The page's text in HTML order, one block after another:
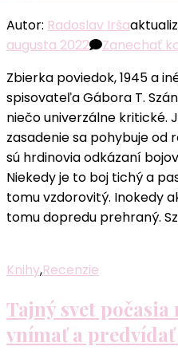
Autor: Radoslav Irša
augusta 2022
Zanechať
Zbierka poviedok, 1945 a
spisovateľa Gábora T.
niečo univerzálne
zasadenie sa pohybuje od
sú hrdinovia odkázaní
Niekedy je to boj tichý a
tomu vzdorovitý. Inokedy
tomu dopredu prehraný.
Knihy,Recenzie
Tajný svet počasia
vnímať a